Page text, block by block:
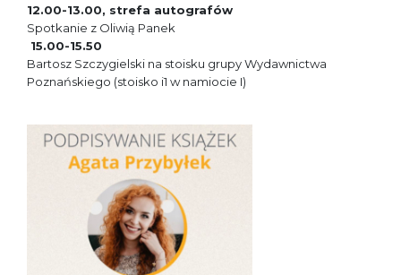
12.00-13.00, strefa autografów
Spotkanie z Oliwią Panek
15.00-15.50
Bartosz Szczygielski na stoisku grupy Wydawnictwa
Poznańskiego (stoisko i1 w namiocie I)